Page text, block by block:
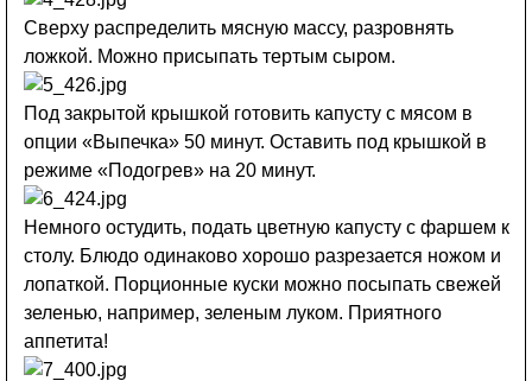
Сверху распределить мясную массу, разровнять
ложкой. Можно присыпать тертым сыром.
Под закрытой крышкой готовить капусту с мясом в
опции «Выпечка» 50 минут. Оставить под крышкой в
режиме «Подогрев» на 20 минут.
Немного остудить, подать цветную капусту с фаршем к
столу. Блюдо одинаково хорошо разрезается ножом и
лопаткой. Порционные куски можно посыпать свежей
зеленью, например, зеленым луком. Приятного
аппетита!